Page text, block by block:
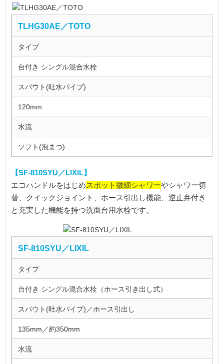
TLHG30AE／TOTO
タイプ
台付き シングル混合水栓
スパウト(吐水パイプ)
120mm
水流
ソフト(泡まつ)
【SF-810SYU／LIXIL】
エコハンドルをはじめスポット微細シャワーやシャワー切
替、クイックジョイント、ホース引出し機能、逆止弁付き
と充実した機能を持つ洗面台用水栓です。
SF-810SYU／LIXIL
タイプ
台付き シングル混合水栓（ホース引き出し式）
スパウト(吐水パイプ)／ホース引出し
135mm／約350mm
水流